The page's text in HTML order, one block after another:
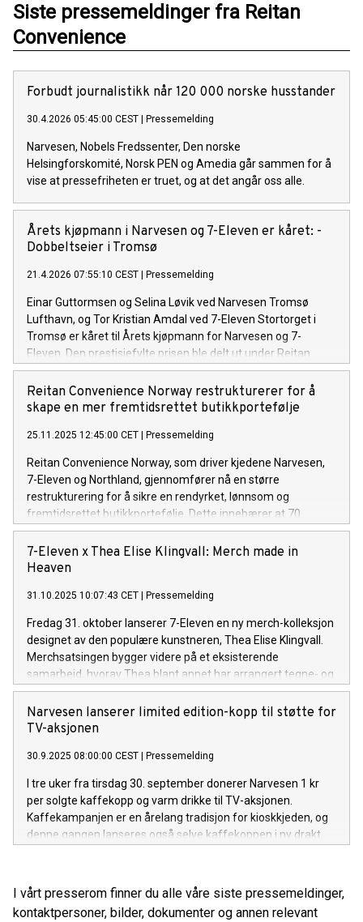
Siste pressemeldinger fra Reitan
Convenience
Forbudt journalistikk når 120 000 norske husstander
30.4.2026 05:45:00 CEST Pressemelding
Narvesen, Nobels Fredssenter, Den norske
Helsingforskomité, Norsk PEN og Amedia går sammen for å
vise at pressefriheten er truet, og at det angår oss alle.
Årets kjøpmann i Narvesen og 7-Eleven er kåret: -
Dobbeltseier i Tromsø
21.4.2026 07:55:10 CEST Pressemelding
Einar Guttormsen og Selina Løvik ved Narvesen Tromsø
Lufthavn, og Tor Kristian Amdal ved 7-Eleven Stortorget i
Tromsø er kåret til Årets kjøpmann for Narvesen og 7-
Eleven. Den prestisjefylte prisen ble delt ut under Reitan
Convenience Norway sitt årlige Riksmøte, til stor jubel fra
selskapets kjøpmenn, eiere, medarbeidere og leverandører.
Reitan Convenience Norway restrukturerer for å
skape en mer fremtidsrettet butikkportefølje
25.11.2025 12:45:00 CET Pressemelding
Reitan Convenience Norway, som driver kjedene Narvesen,
7-Eleven og Northland, gjennomfører nå en større
restrukturering for å sikre en rendyrket, lønnsom og
fremtidsrettet butikkportefølje. Dette innebærer at 70
kiosker gradvis vil bli avviklet fra 2026. Bakgrunnen er en
vedvarende negativ utvikling i kundegrunnlag og lønnsomhet
i enkelte deler av virksomheten.
7-Eleven x Thea Elise Klingvall: Merch made in
Heaven
31.10.2025 10:07:43 CET Pressemelding
Fredag 31. oktober lanserer 7-Eleven en ny merch-kolleksjon
designet av den populære kunstneren, Thea Elise Klingvall.
Merchsatsingen bygger videre på et eksisterende
samarbeid, hvorav Thea blant annet har arrangert tegne- og
malekurs for barna på 7-Eleven sine sommer- og
høstcamper dette året. Nå ønsker de å tilgjengeliggjøre
kunst fra Theas personlige atelier, til butikkhyller og
Narvesen lanserer limited edition-kopp til støtte for
TV-aksjonen
30.9.2025 08:00:00 CEST Pressemelding
I tre uker fra tirsdag 30. september donerer Narvesen 1 kr
per solgte kaffekopp og varm drikke til TV-aksjonen.
Kaffekampanjen er en årelang tradisjon for kioskkjeden, og
denne gangen lanseres også selve kaffekoppen i ny drakt.
I vårt presserom finner du alle våre siste pressemeldinger,
kontaktpersoner, bilder, dokumenter og annen relevant